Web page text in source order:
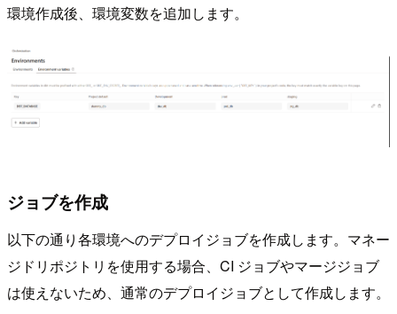
環境作成後、環境変数を追加します。
ジョブを作成
以下の通り各環境へのデプロイジョブを作成します。マネー
ジドリポジトリを使用する場合、CI ジョブやマージジョブ
は使えないため、通常のデプロイジョブとして作成します。